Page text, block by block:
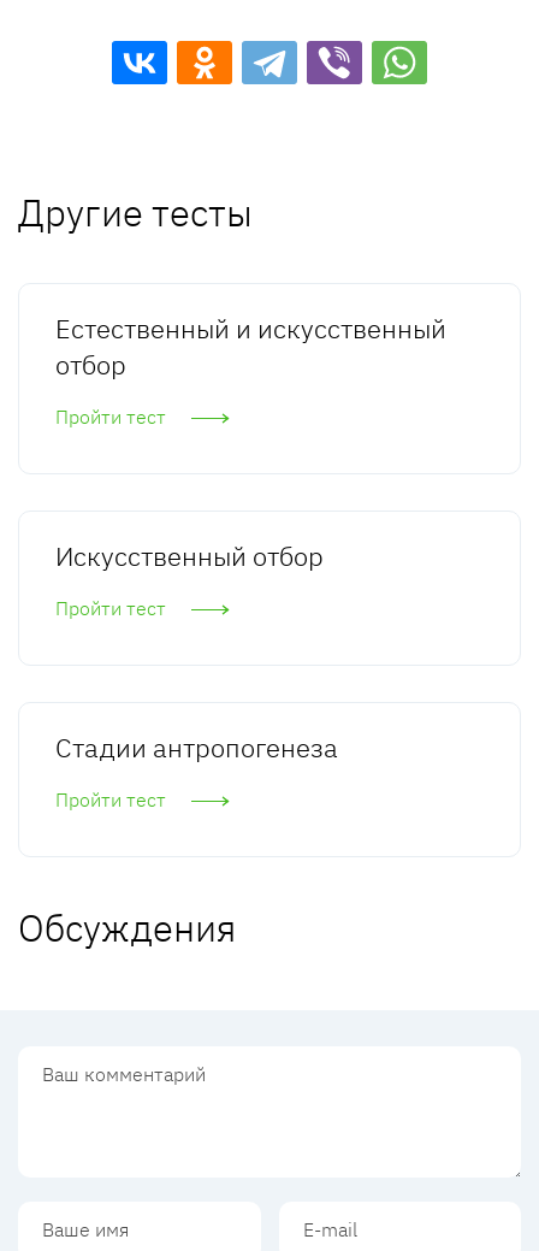
Другие тесты
Естественный и искусственный
отбор
Пройти тест
Искусственный отбор
Пройти тест
Стадии антропогенеза
Пройти тест
Обсуждения